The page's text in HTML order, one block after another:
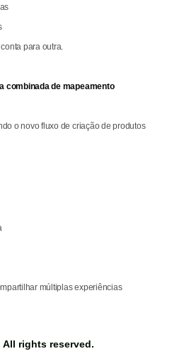
para outra.
combinada de mapeamento
o novo fluxo de criação de produtos
múltiplas experiências
All rights reserved.